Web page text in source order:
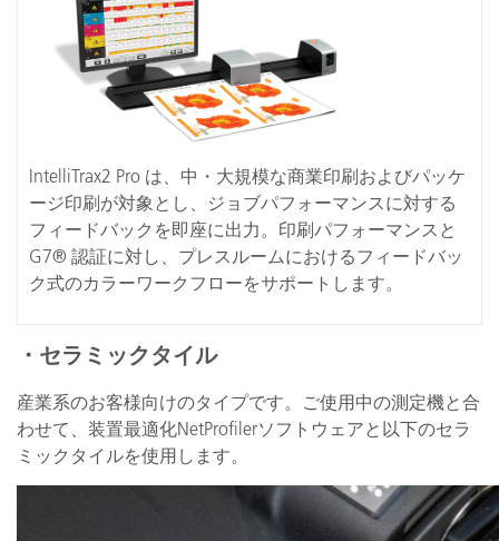
IntelliTrax2 Pro は、中・大規模な商業印刷およびパッケ
ージ印刷が対象とし、ジョブパフォーマンスに対する
フィードバックを即座に出力。印刷パフォーマンスと
G7® 認証に対し、プレスルームにおけるフィードバッ
ク式のカラーワークフローをサポートします。
・セラミックタイル
産業系のお客様向けのタイプです。ご使用中の測定機と合
わせて、装置最適化NetProfilerソフトウェアと以下のセラ
ミックタイルを使用します。